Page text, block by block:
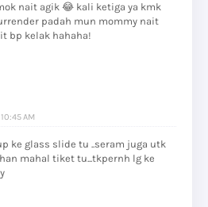
nait agik 😂 kali ketiga ya kmk
padah mun mommy nait
bp kelak hahaha!
AM
ke glass slide tu ..seram juga utk
mahal tiket tu...tkpernh lg ke